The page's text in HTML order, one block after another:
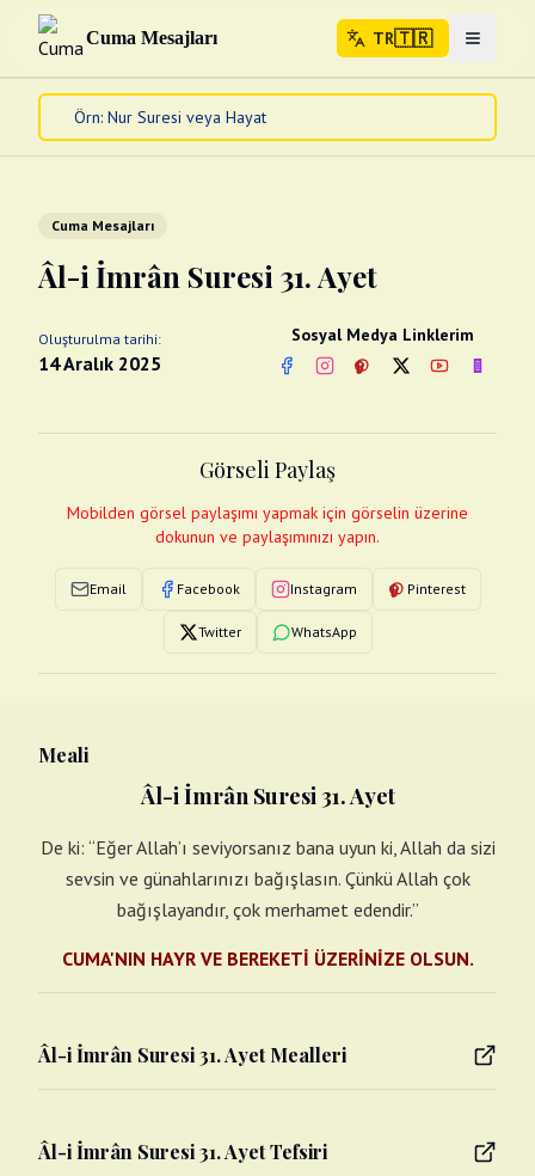
Cuma Mesajları TR🇹🇷 Menuyu
Ana Sayfa
Bayram Mesajları
Diğer
Abdest Videoları
Fotograflar
Cuma Mesajları
Âl-i İmrân Suresi 31. Ayet
Oluşturulma tarihi:
14 Aralık 2025
Sosyal Medya Linklerim
FacebookInstagram
PinterestTwitterYouTube
Görseli Paylaş
Mobilden görsel paylaşımı yapmak için görselin üzerine
dokunun ve paylaşımınızı yapın.
Email Facebook Instagram Pinterest
Twitter WhatsApp
Meali
Âl-i İmrân Suresi 31. Ayet
De ki: “Eğer Allah’ı seviyorsanız bana uyun ki, Allah da sizi
sevsin ve günahlarınızı bağışlasın. Çünkü Allah çok
bağışlayandır, çok merhamet edendir.”
CUMA'NIN HAYR VE BEREKETİ ÜZERİNİZE OLSUN.
Âl-i İmrân Suresi 31. Ayet Mealleri
Âl-i İmrân Suresi 31. Ayet Tefsiri